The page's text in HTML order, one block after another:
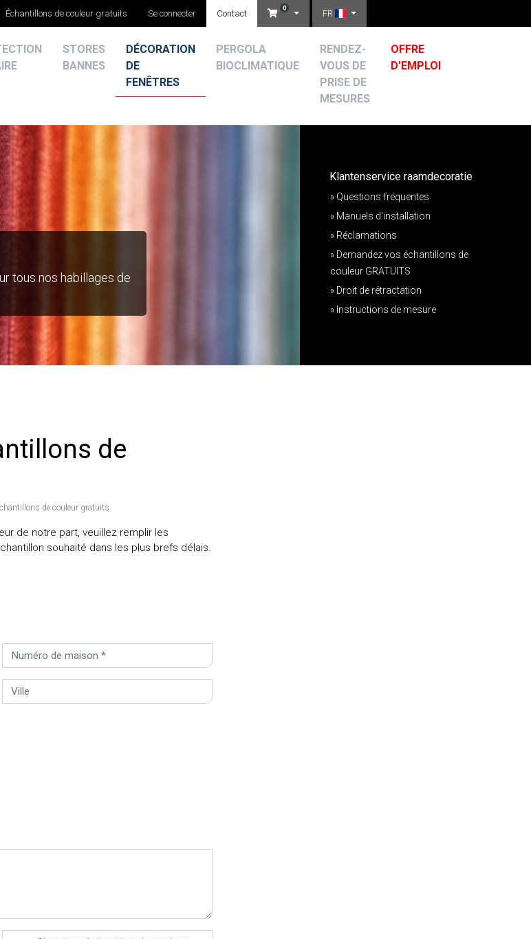
Échantillons de couleur gratuits Se connecter Contact
0
FR
STORES
BANNES
DÉCORATION
DE
FENÊTRES
PERGOLA
BIOCLIMATIQUE
RENDEZ-
VOUS DE
PRISE DE
MESURES
OFFRE
D’EMPLOI
tous nos habillages de
Klantenservice raamdecoratie
» Questions fréquentes
» Manuels d'installation
» Réclamations
» Demandez vos échantillons de
couleur GRATUITS
» Droit de rétractation
» Instructions de mesure
de
de couleur gratuits
de notre part, veuillez remplir les
souhaité dans les plus brefs délais.